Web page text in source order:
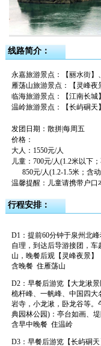
线路简介：
永嘉旅游景点：【丽水街
雁荡山旅游景点：【灵峰
临海旅游景点：【江南长城
温岭旅游景点：【长屿硐天
发团日期：散拼|每周五
价格：
大人：1550元/人
儿童：700元/人(1.2米以下
850元/人(1.2-1.5米；含
温馨提醒：儿童请携带户
行程安排：
D1：提前60分钟于泉州北
自理，到达后导游接团，
山，晚餐后观【灵峰夜景
含晚餐 住雁荡山
D2：早餐后游览【大龙湫
桅杆峰、一帆峰、中国四
岩寺，小龙湫，卧龙谷等
典园林公园)：亭台如画、
含早中晚餐 住温岭
D3：早餐后游览【长屿硐